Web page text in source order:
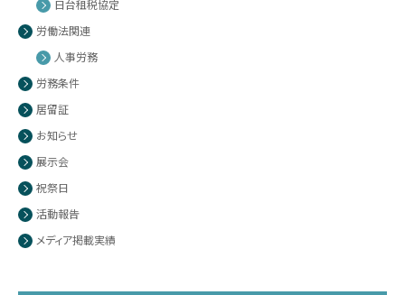
日台租税協定
労働法関連
人事労務
労務条件
居留証
お知らせ
展示会
祝祭日
活動報告
メディア掲載実績